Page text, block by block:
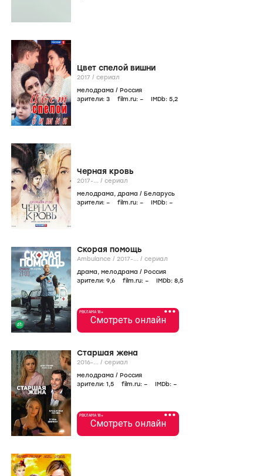
Цвет спелой вишни
2017 / сериал
мелодрама / Россия
зрители: 3 film.ru: – IMDb: 5,2
Черная кровь
2017-... / сериал
мелодрама, драма / Беларусь
зрители: – film.ru: – IMDb: –
Скорая помощь
Ambulance / 2017-... / сериал
драма, мелодрама / Россия
зрители: 9,6 film.ru: – IMDb: 8,5
•••
РЕКЛАМА 18+
Смотреть онлайн
Старшая жена
2016-... / сериал
мелодрама / Россия
зрители: 1,5 film.ru: – IMDb: –
•••
РЕКЛАМА 18+
Смотреть онлайн